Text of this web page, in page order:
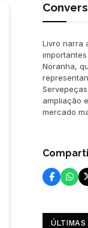
Livro narra
Noranha,
ampliação
mercado
ÚLTIMAS